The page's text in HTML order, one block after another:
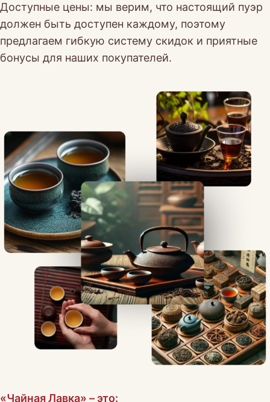
Доступные цены: мы верим, что настоящий пуэр
должен быть доступен каждому, поэтому
предлагаем гибкую систему скидок и приятные
бонусы для наших покупателей.
«Чайная Лавка» – это: